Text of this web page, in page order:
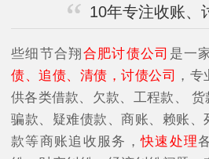
10年专注收账、
些细节合翔合肥讨债公司 是一
债、追债、清债，讨债公司 ，
供各类借款、欠款、工程款、
骗款、疑难债款、商账、赖账、
款等商账追收服务，快速处理